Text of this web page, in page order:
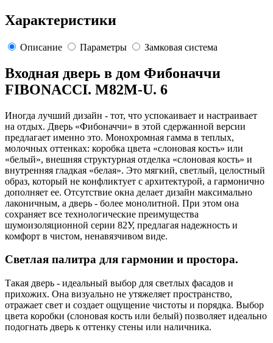
Характеристики
Описание Параметры Замковая система
Входная дверь в дом Фибоначчи
FIBONACCI. M82M-U. 6
Иногда лучший дизайн - тот, что успокаивает и настраивает
на отдых. Дверь «Фибоначчи» в этой сдержанной версии
предлагает именно это. Монохромная гамма в теплых,
молочных оттенках: коробка цвета «слоновая кость» или
«белый», внешняя структурная отделка «слоновая кость» и
внутренняя гладкая «белая». Это мягкий, светлый, целостный
образ, который не конфликтует с архитектурой, а гармонично
дополняет ее. Отсутствие окна делает дизайн максимально
лаконичным, а дверь - более монолитной. При этом она
сохраняет все технологические преимущества
шумоизоляционной серии 82У, предлагая надежность и
комфорт в чистом, ненавязчивом виде.
Светлая палитра для гармонии и простора.
Такая дверь - идеальный выбор для светлых фасадов и
прихожих. Она визуально не утяжеляет пространство,
отражает свет и создает ощущение чистоты и порядка. Выбор
цвета коробки (слоновая кость или белый) позволяет идеально
подогнать дверь к оттенку стены или наличника.